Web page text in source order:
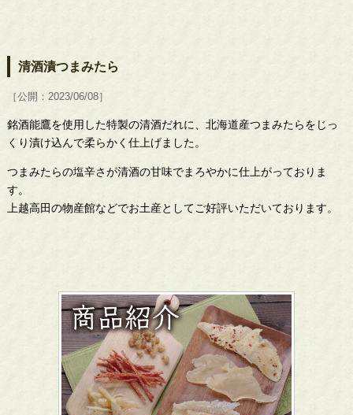
清酒漬つまみたら
［公開：2023/06/08］
銘酒能鷹を使用した特製の清酒だれに、北海道産つまみたらをじっ
くり漬け込んで柔らかく仕上げました。
つまみたらの塩辛さが清酒の甘味でまろやかに仕上がっておりま
す。
上越高田の物産館などでお土産としてご好評いただいております。